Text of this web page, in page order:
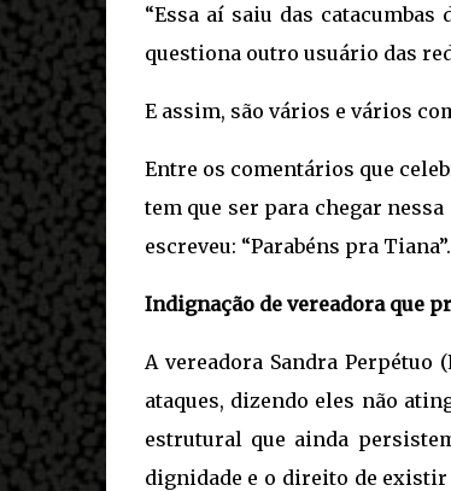
“Essa aí saiu das catacumbas
questiona outro usuário das
E assim, são vários e vários
Entre os comentários que
tem que ser para chegar
escreveu: “Parabéns pra Tiana”.
Indignação de vereadora que
A vereadora Sandra Perpétuo
ataques, dizendo eles não
estrutural que ainda
dignidade e o direito de existir